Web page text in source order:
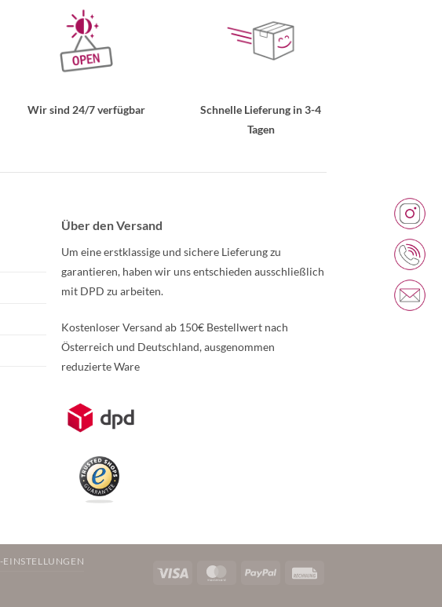
Wir sind 24/7 verfügbar
Schnelle Lieferung in 3-4
Tagen
Über den Versand
Um eine erstklassige und sichere Lieferung zu
garantieren, haben wir uns entschieden ausschließlich
mit DPD zu arbeiten.
Kostenloser Versand ab 150€ Bestellwert nach
Österreich und Deutschland, ausgenommen
reduzierte Ware
Weitere Informationen über den gesperrten Inhalt.
Visa MasterCardPayPal